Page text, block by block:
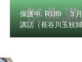
保護中: R189 ３
講話（長谷川玉枝